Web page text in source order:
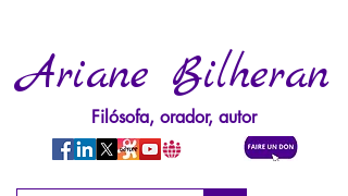
Ariane Bilheran
Filósofa, orador, autor